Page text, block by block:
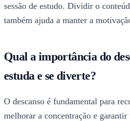
sessão de estudo. Dividir o
também ajuda a manter a
Qual a importância do
estuda e se diverte?
O descanso é fundamental para
melhorar a concentração e